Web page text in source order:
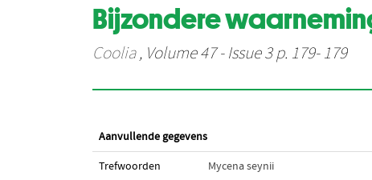
Bijzondere
Coolia, Volume 47 - Issue 3 p. 179- 179
Aanvullende gegevens
Trefwoorden Mycena seynii